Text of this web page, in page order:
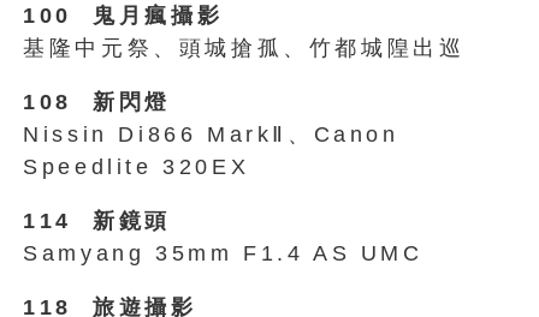
100 鬼月瘋攝影
基隆中元祭、頭城搶孤、竹都城隍出巡
108 新閃燈
Nissin Di866 MarkⅡ、Canon
Speedlite 320EX
114 新鏡頭
Samyang 35mm F1.4 AS UMC
118 旅遊攝影